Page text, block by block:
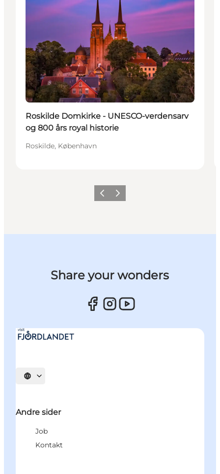
Roskilde Domkirke - UNESCO-verdensarv
og 800 års royal historie
Roskilde, København
Forrige billede
Næste billede
Share your wonders
Vælg sprog
Andre sider
Job
Kontakt